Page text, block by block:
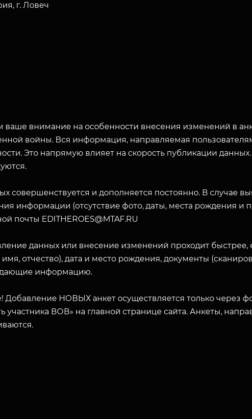
г. Ловеч
внимание на особенности внесения изменений в
войны. Вся информация, направляемая
Это напрямую влияет на скорость публикации
совершенствуется и дополняется постоянно. В случае
информации (отсутствие фото, даты, места рождения и
почты EDITHEROES@MTAF.RU
данных или внесение изменений проходит
отчество), дата и место рождения, документы
информацию.
Добавление НОВЫХ анкет осуществляется только через
участника ВОВ» на главной странице сайта. Анкеты,